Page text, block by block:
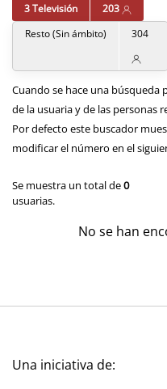
3 Televisión
203
Resto (Sin ámbito)
304
Cuando se hace una búsqueda
de la usuaria y de las personas
Por defecto este buscador
modificar el número en el
Se muestra un total de0
usuarias.
No se han
Una iniciativa de: